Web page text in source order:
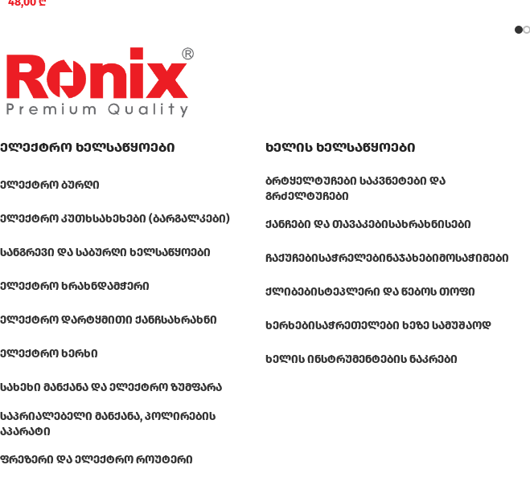
ელექტრო ხელსაწყოები
ᲔᲚᲔᲥᲢᲠᲝ ᲑᲣᲠᲦᲘ
ᲔᲚᲔᲥᲢᲠᲝ ᲙᲣᲗᲮᲡᲐᲮᲔᲮᲔᲑᲘ (ᲑᲐᲠᲒᲐᲚᲙᲔᲑᲘ)
ᲡᲐᲜᲒᲠᲔᲕᲘ ᲓᲐ ᲡᲐᲑᲣᲠᲦᲘ ᲮᲔᲚᲡᲐᲬᲧᲝᲔᲑᲘ
ᲔᲚᲔᲥᲢᲠᲝ ᲮᲠᲐᲮᲜᲓᲐᲛᲭᲔᲠᲘ
ᲔᲚᲔᲥᲢᲠᲝ ᲓᲐᲠᲢᲧᲛᲘᲗᲘ ᲥᲐᲜᲩᲡᲐᲮᲠᲐᲮᲜᲘ
ᲔᲚᲔᲥᲢᲠᲝ ᲮᲔᲠᲮᲘ
ᲡᲐᲮᲔᲮᲘ ᲛᲐᲜᲥᲐᲜᲐ ᲓᲐ ᲔᲚᲔᲥᲢᲠᲝ ᲖᲣᲛᲤᲐᲠᲐ
ᲡᲐᲞᲠᲘᲐᲚᲔᲑᲔᲚᲘ ᲛᲐᲜᲥᲐᲜᲐ, ᲞᲝᲚᲘᲠᲔᲑᲘᲡ
ᲐᲞᲐᲠᲐᲢᲘ
ᲤᲠᲔᲖᲔᲠᲘ ᲓᲐ ᲔᲚᲔᲥᲢᲠᲝ ᲠᲝᲣᲢᲔᲠᲘ
ხელის ხელსაწყოები
ᲑᲠᲢᲧᲔᲚᲢᲣᲩᲔᲑᲘ ᲡᲐᲙᲕᲜᲔᲢᲔᲑᲘ ᲓᲐ
ᲒᲠᲫᲔᲚᲢᲣᲩᲔᲑᲘ
ᲥᲐᲜᲩᲔᲑᲘ ᲓᲐ ᲗᲐᲕᲐᲙᲔᲑᲘᲡᲐᲮᲠᲐᲮᲜᲘᲡᲔᲑᲘ
ᲩᲐᲥᲣᲩᲔᲑᲘᲡᲐᲭᲠᲔᲚᲔᲑᲘᲜᲐᲯᲐᲮᲔᲑᲘᲛᲝᲡᲐᲭᲘᲛᲔᲑᲘ
ᲥᲚᲘᲑᲔᲑᲘᲡᲢᲔᲞᲚᲔᲠᲘ ᲓᲐ ᲬᲔᲑᲝᲡ ᲗᲝᲤᲘ
ᲮᲔᲠᲮᲔᲑᲘᲡᲐᲭᲠᲔᲗᲔᲚᲔᲑᲘ ᲮᲔᲖᲔ ᲡᲐᲛᲣᲨᲐᲝᲓ
ᲮᲔᲚᲘᲡ ᲘᲜᲡᲢᲠᲣᲛᲔᲜᲢᲔᲑᲘᲡ ᲜᲐᲙᲠᲔᲑᲘ